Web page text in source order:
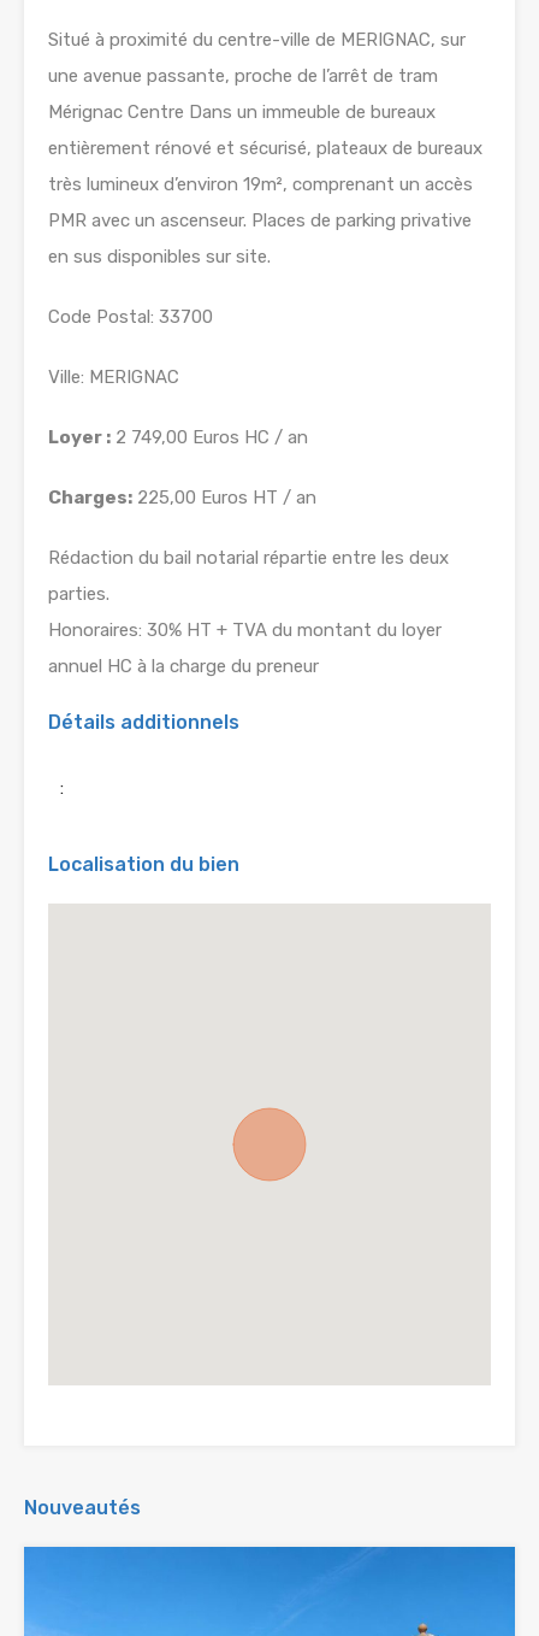
Situé à proximité du centre-ville de MERIGNAC, sur
une avenue passante, proche de l’arrêt de tram
Mérignac Centre Dans un immeuble de bureaux
entièrement rénové et sécurisé, plateaux de bureaux
très lumineux d’environ 19m², comprenant un accès
PMR avec un ascenseur. Places de parking privative
en sus disponibles sur site.
Code Postal: 33700
Ville: MERIGNAC
Loyer : 2 749,00 Euros HC / an
Charges: 225,00 Euros HT / an
Rédaction du bail notarial répartie entre les deux
parties.
Honoraires: 30% HT + TVA du montant du loyer
annuel HC à la charge du preneur
Détails additionnels
:
Localisation du bien
Nouveautés